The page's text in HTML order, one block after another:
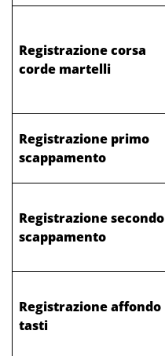
Registrazione corsa
corde martelli
Registrazione primo
scappamento
Registrazione secondo
scappamento
Registrazione affondo
tasti